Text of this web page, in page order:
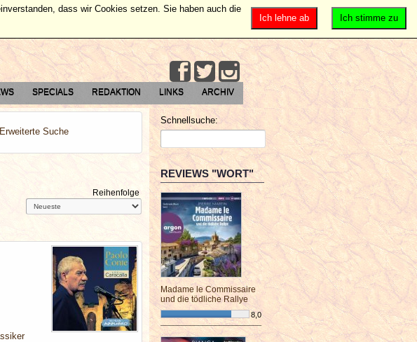
SPECIALS REDAKTION LINKS ARCHIV
Erweiterte Suche
Reihenfolge
Schnellsuche:
REVIEWS "WORT"
Madame le Commissaire
und die tödliche Rallye
8,0
¯¯¯¯¯¯¯¯¯¯¯¯¯¯¯¯¯¯¯¯¯¯¯¯
Ich stimme zu
Ich lehne ab
dass wir Cookies setzen. Sie haben auch die